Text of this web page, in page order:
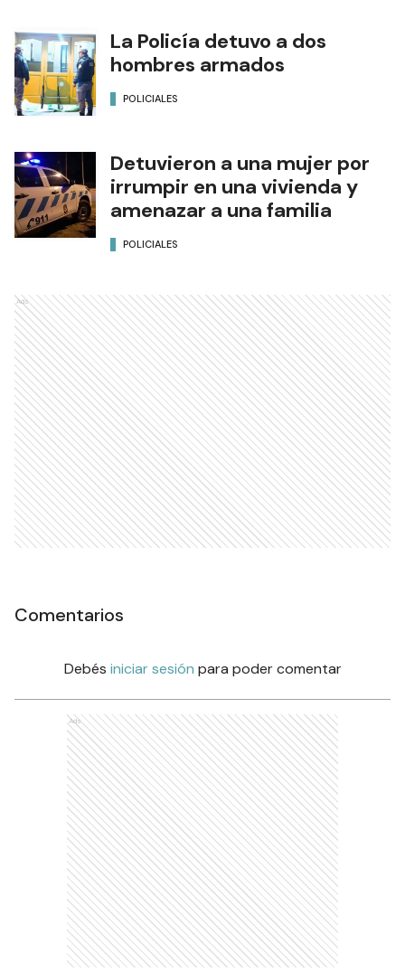
La Policía detuvo a dos
hombres armados
POLICIALES
Detuvieron a una mujer por
irrumpir en una vivienda y
amenazar a una familia
POLICIALES
Ads
Comentarios
Debés iniciar sesión para poder comentar
Ads